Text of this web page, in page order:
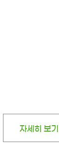
자세히 보기